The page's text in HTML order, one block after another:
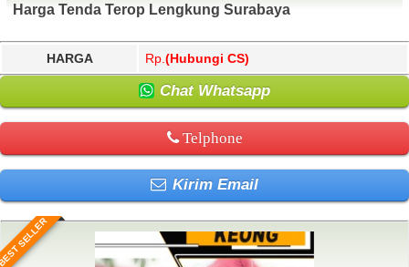
Harga Tenda Terop Lengkung Surabaya
HARGA Rp. (Hubungi CS)
Chat Whatsapp
Telphone
Kirim Email
SELLER